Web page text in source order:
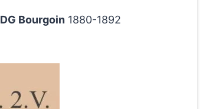
Bourgoin 1880-1892